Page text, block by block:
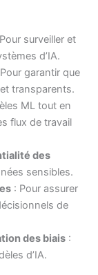
surveiller et
d’IA.
garantir que
transparents.
ML tout en
flux de travail
des
sensibles.
: Pour assurer
de
des biais :
d’IA.